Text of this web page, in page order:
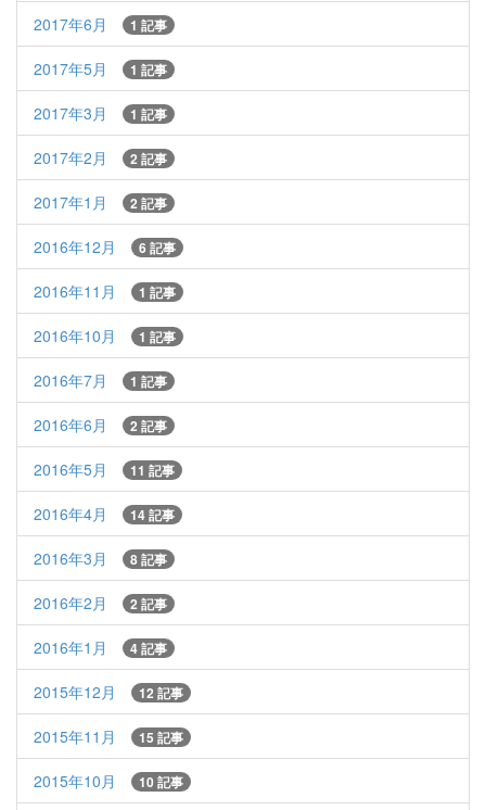
2017年6月 1 記事
2017年5月 1 記事
2017年3月 1 記事
2017年2月 2 記事
2017年1月 2 記事
2016年12月 6 記事
2016年11月 1 記事
2016年10月 1 記事
2016年7月 1 記事
2016年6月 2 記事
2016年5月 11 記事
2016年4月 14 記事
2016年3月 8 記事
2016年2月 2 記事
2016年1月 4 記事
2015年12月 12 記事
2015年11月 15 記事
2015年10月 10 記事